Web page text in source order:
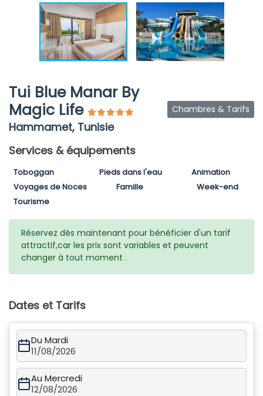
Tui Blue Manar By
Magic Life
Hammamet, Tunisie
Chambres & Tarifs
Services & équipements
Toboggan Pieds dans l'eau
Animation
Voyages de Noces
Famille
Week-end
Tourisme
Réservez dès maintenant pour bénéficier d'un tarif
attractif,car les prix sont variables et peuvent
changer à tout moment .
Dates et Tarifs
Du Mardi
11/08/2026
Au Mercredi
12/08/2026